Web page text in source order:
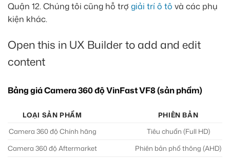
Quận 12. Chúng tôi cũng hỗ trợ giải trí ô tô và các phụ
kiện khác.
Open this in UX Builder to add and edit
content
Bảng giá Camera 360 độ VinFast VF8 (sản phẩm)
LOẠI SẢN PHẨM
PHIÊN BẢN
Camera 360 độ Chính hãng
Tiêu chuẩn (Full HD)
Camera 360 độ Aftermarket
Phiên bản phổ thông (AHD)